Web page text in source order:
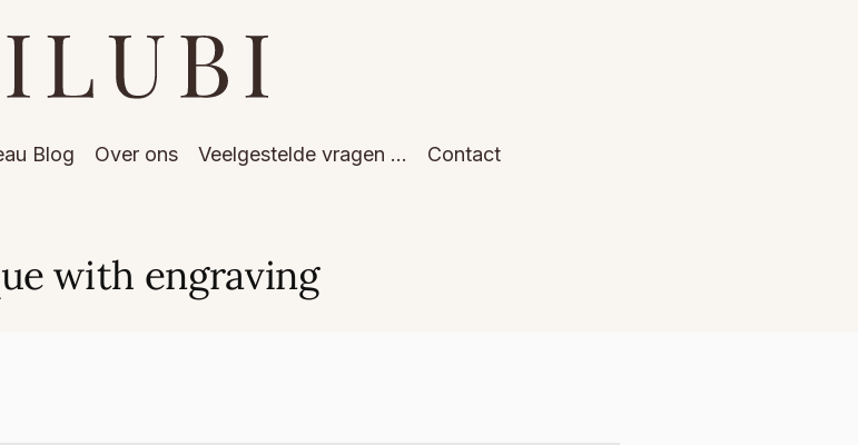
Blog Over ons Veelgestelde vragen … Contact
with engraving